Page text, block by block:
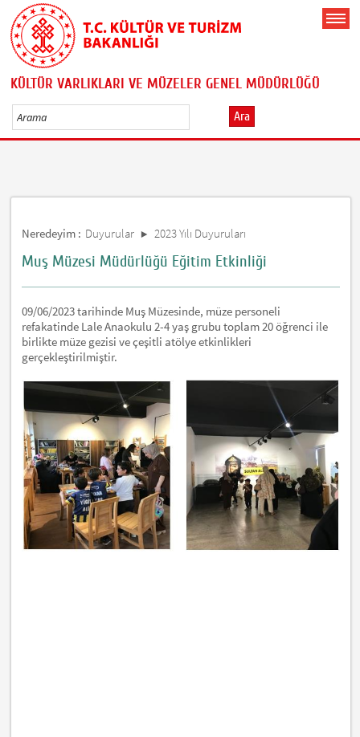
KÜLTÜR VARLIKLARI VE MÜZELER GENEL MÜDÜRLÜĞÜ
Ara
Neredeyim : Duyurular 2023 Yılı Duyuruları
Muş Müzesi Müdürlüğü Eğitim Etkinliği
09/06/2023 tarihinde Muş Müzesinde, müze personeli
refakatinde Lale Anaokulu 2-4 yaş grubu toplam 20 öğrenci ile
birlikte müze gezisi ve çeşitli atölye etkinlikleri
gerçekleştirilmiştir.